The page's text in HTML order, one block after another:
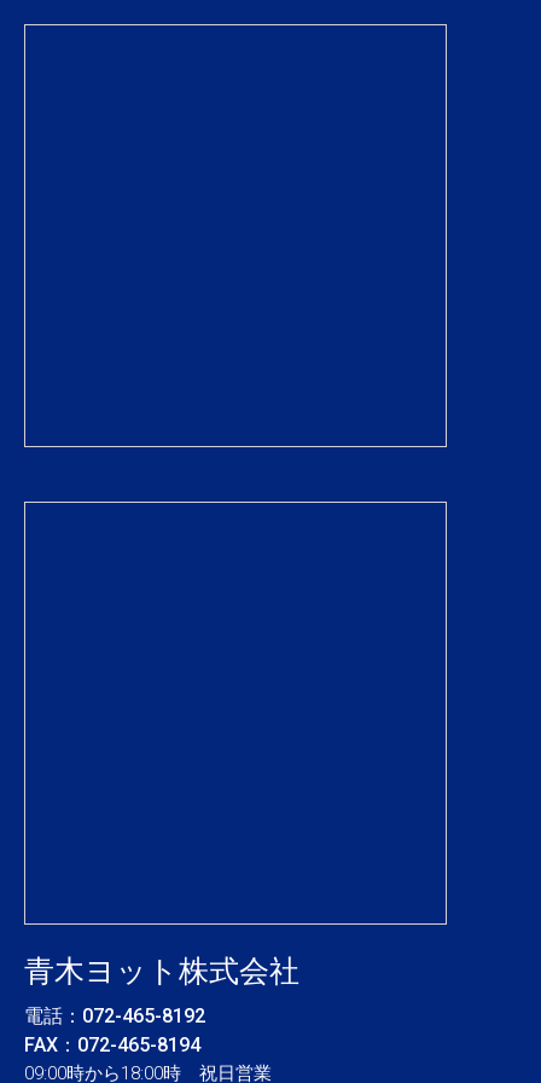
青木ヨット株式会社
電話： 072-465-8192
FAX：072-465-8194
09:00時から18:00時 祝日営業